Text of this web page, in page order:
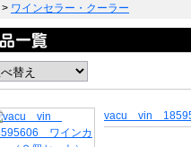
> ワインセラー・クーラー
vacu vin